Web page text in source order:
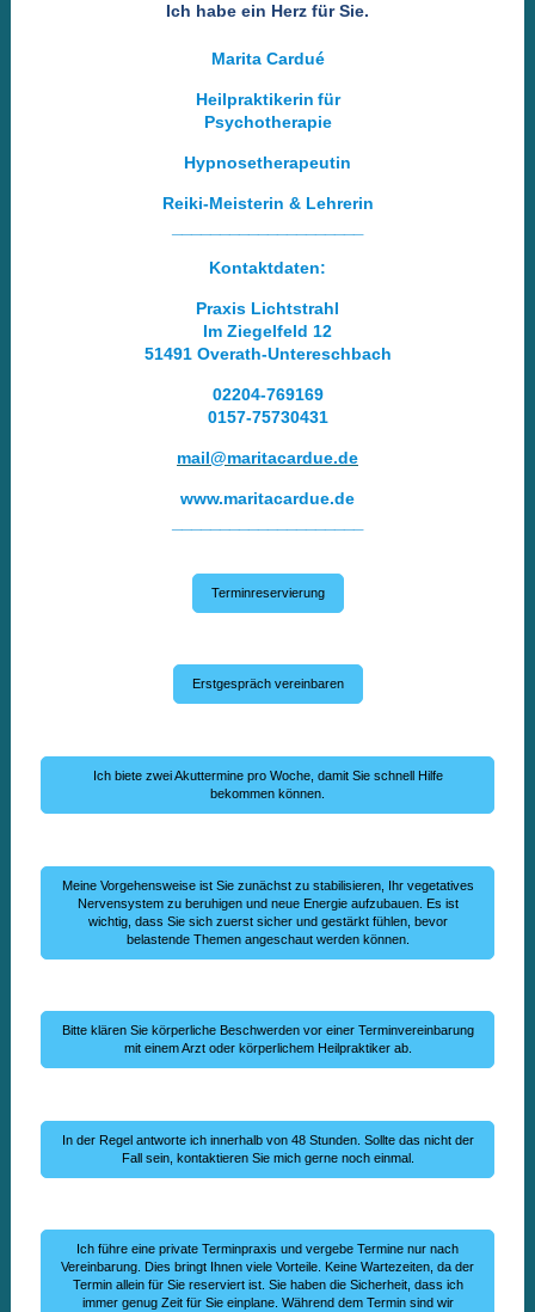
Ich habe ein Herz für Sie.
Marita Cardué
Heilpraktikerin für
Psychotherapie
Hypnosetherapeutin
Reiki-Meisterin & Lehrerin
Kontaktdaten:
Praxis Lichtstrahl
Im Ziegelfeld 12
51491 Overath-Untereschbach
02204-769169
0157-75730431
mail@maritacardue.de
www.maritacardue.de
Terminreservierung
Erstgespräch vereinbaren
Ich biete zwei Akuttermine pro Woche, damit Sie schnell Hilfe
bekommen können.
Meine Vorgehensweise ist Sie zunächst zu stabilisieren, Ihr vegetatives
Nervensystem zu beruhigen und neue Energie aufzubauen. Es ist
wichtig, dass Sie sich zuerst sicher und gestärkt fühlen, bevor
belastende Themen angeschaut werden können.
Bitte klären Sie körperliche Beschwerden vor einer Terminvereinbarung
mit einem Arzt oder körperlichem Heilpraktiker ab.
In der Regel antworte ich innerhalb von 48 Stunden. Sollte das nicht der
Fall sein, kontaktieren Sie mich gerne noch einmal.
Ich führe eine private Terminpraxis und vergebe Termine nur nach
Vereinbarung. Dies bringt Ihnen viele Vorteile. Keine Wartezeiten, da der
Termin allein für Sie reserviert ist. Sie haben die Sicherheit, dass ich
immer genug Zeit für Sie einplane. Während dem Termin sind wir